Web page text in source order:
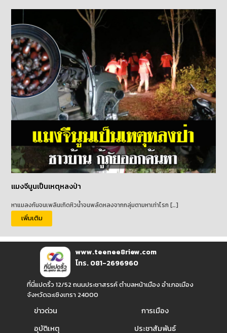
แมงจีนูนเป็นเหตุหลงป่า
หาแมลงกันจนเพลินเกิดหิวน้ำจนพลัดหลงจากกลุ่มตามหาเท่าไรก […]
เพิ่มเติม
www.teenee8riew.com
โทร. 081-2696960
ที่นี่แปดริ้ว 12/52 ถนนประชาสรรค์ ตำบลหน้าเมือง อำเภอเมือง
จังหวัดฉะเชิงเทรา 24000
ข่าวด่วน
อุบัติเหตุ
การเมือง
ประชาสัมพันธ์